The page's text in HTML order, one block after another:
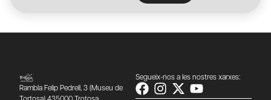
Rambla Felip Pedrell, 3 (Museu de
Segueix-nos a les nostres xarxes: